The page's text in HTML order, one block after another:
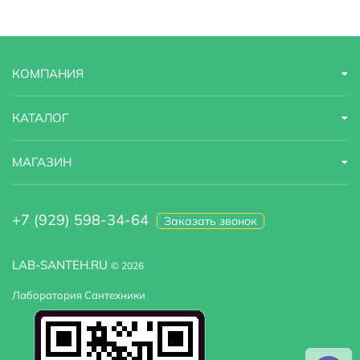
LAB-SANTEH.RU © 2026
Лаборатория Сантехники
КОМПАНИЯ
КАТАЛОГ
МАГАЗИН
+7 (929) 598-34-64 Заказать звонок